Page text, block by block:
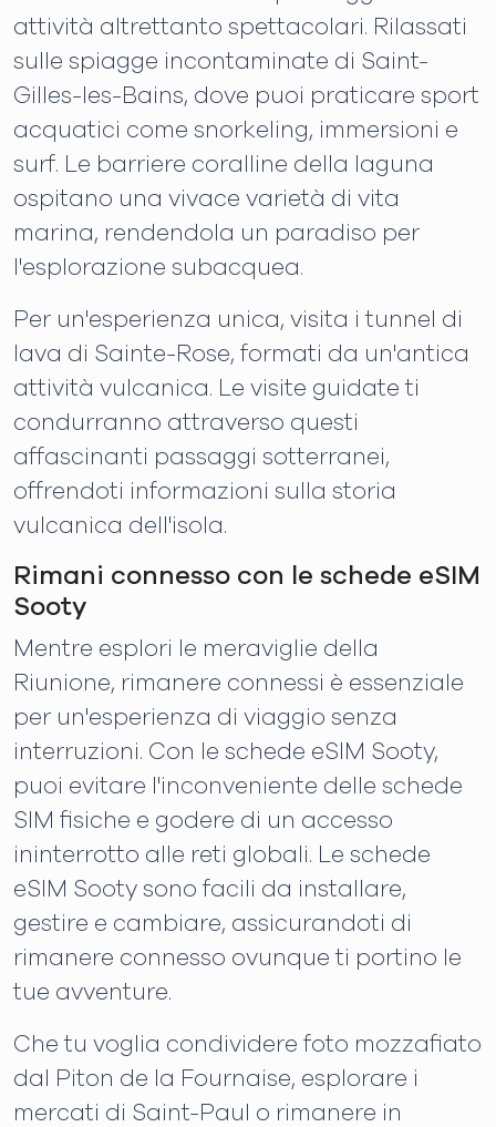
attività altrettanto spettacolari. Rilassati
sulle spiagge incontaminate di Saint-
Gilles-les-Bains, dove puoi praticare sport
acquatici come snorkeling, immersioni e
surf. Le barriere coralline della laguna
ospitano una vivace varietà di vita
marina, rendendola un paradiso per
l'esplorazione subacquea.
Per un'esperienza unica, visita i tunnel di
lava di Sainte-Rose, formati da un'antica
attività vulcanica. Le visite guidate ti
condurranno attraverso questi
affascinanti passaggi sotterranei,
offrendoti informazioni sulla storia
vulcanica dell'isola.
Rimani connesso con le schede eSIM
Sooty
Mentre esplori le meraviglie della
Riunione, rimanere connessi è essenziale
per un'esperienza di viaggio senza
interruzioni. Con le schede eSIM Sooty,
puoi evitare l'inconveniente delle schede
SIM fisiche e godere di un accesso
ininterrotto alle reti globali. Le schede
eSIM Sooty sono facili da installare,
gestire e cambiare, assicurandoti di
rimanere connesso ovunque ti portino le
tue avventure.
Che tu voglia condividere foto mozzafiato
dal Piton de la Fournaise, esplorare i
mercati di Saint-Paul o rimanere in